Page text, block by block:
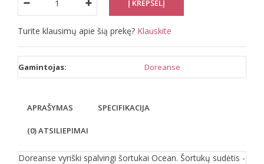
Turite klausimų apie šią prekę? Klauskite
Gamintojas: Doreanse
APRAŠYMAS SPECIFIKACIJA
(0) ATSILIEPIMAI
Doreanse vyriški spalvingi šortukai Ocean. Šortukų sudėtis -